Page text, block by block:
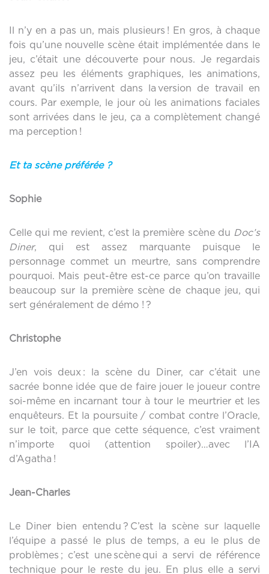
Il n’y en a pas un, mais plusieurs ! En gros, à chaque
fois qu’une nouvelle scène était implémentée dans le
jeu, c’était une découverte pour nous. Je regardais
assez peu les éléments graphiques, les animations,
avant qu’ils n’arrivent dans la version de travail en
cours. Par exemple, le jour où les animations faciales
sont arrivées dans le jeu, ça a complètement changé
ma perception !
Et ta scène préférée ?
Sophie
Celle qui me revient, c’est la première scène du Doc’s
Diner, qui est assez marquante puisque le
personnage commet un meurtre, sans comprendre
pourquoi. Mais peut-être est-ce parce qu’on travaille
beaucoup sur la première scène de chaque jeu, qui
sert généralement de démo ! ?
Christophe
J’en vois deux : la scène du Diner, car c’était une
sacrée bonne idée que de faire jouer le joueur contre
soi-même en incarnant tour à tour le meurtrier et les
enquêteurs. Et la poursuite / combat contre l’Oracle,
sur le toit, parce que cette séquence, c’est vraiment
n’importe quoi (attention spoiler)…avec l’IA
d’Agatha !
Jean-Charles
Le Diner bien entendu ? C’est la scène sur laquelle
l’équipe a passé le plus de temps, a eu le plus de
problèmes ; c’est une scène qui a servi de référence
technique pour le reste du jeu. En plus elle a servi